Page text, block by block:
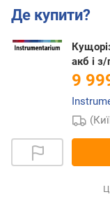
Де купити?
акб і з/
9